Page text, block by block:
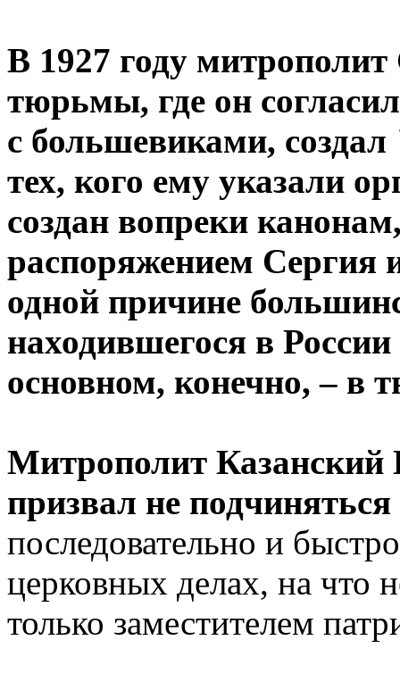
В 1927 году
тюрьмы, где он
с большевиками,
тех, кого ему указали
создан вопреки
распоряжением Сергия
одной причине
находившегося в
основном, конечно, – в
Митрополит Казанский
призвал не
последовательно и
церковных делах, на что
только заместителем